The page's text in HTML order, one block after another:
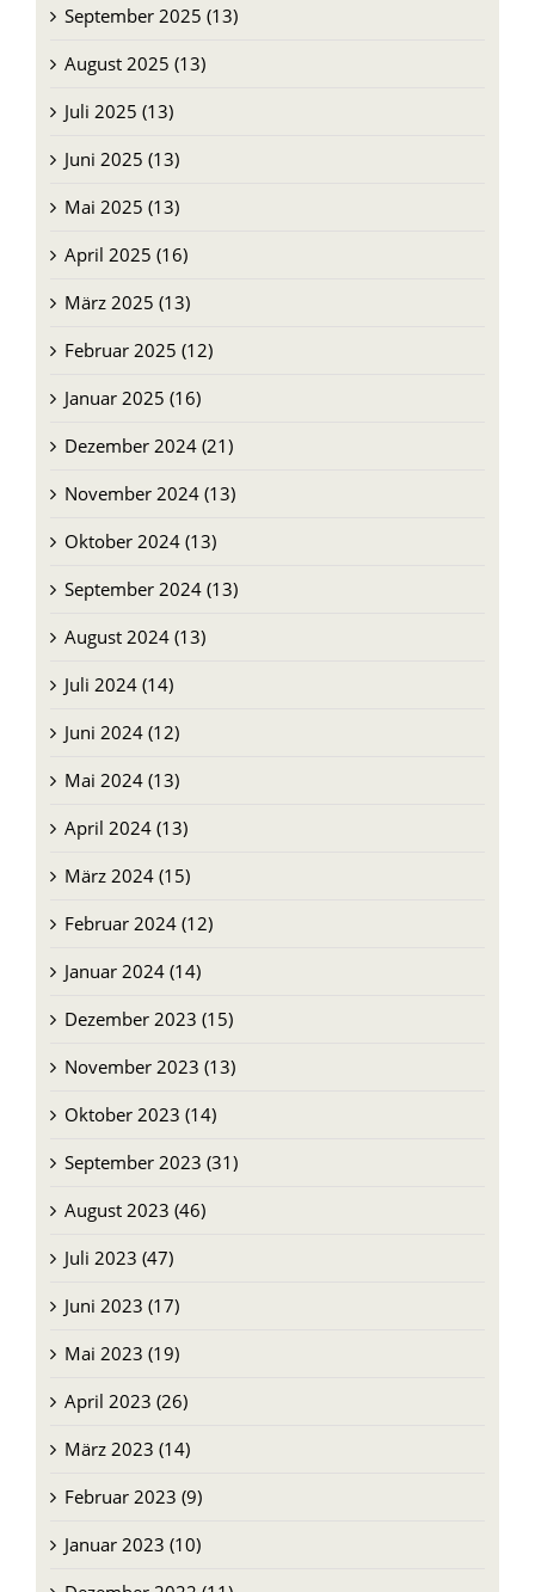
September 2025 (13)
August 2025 (13)
Juli 2025 (13)
Juni 2025 (13)
Mai 2025 (13)
April 2025 (16)
März 2025 (13)
Februar 2025 (12)
Januar 2025 (16)
Dezember 2024 (21)
November 2024 (13)
Oktober 2024 (13)
September 2024 (13)
August 2024 (13)
Juli 2024 (14)
Juni 2024 (12)
Mai 2024 (13)
April 2024 (13)
März 2024 (15)
Februar 2024 (12)
Januar 2024 (14)
Dezember 2023 (15)
November 2023 (13)
Oktober 2023 (14)
September 2023 (31)
August 2023 (46)
Juli 2023 (47)
Juni 2023 (17)
Mai 2023 (19)
April 2023 (26)
März 2023 (14)
Februar 2023 (9)
Januar 2023 (10)